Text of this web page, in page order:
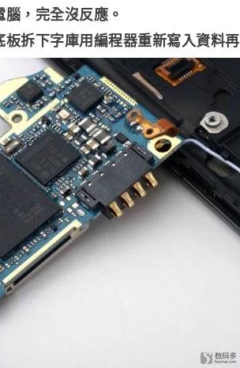
，完全沒反應。
拆下字庫用編程器重新寫入資料